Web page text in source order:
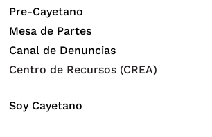
Pre-Cayetano
Mesa de Partes
Canal de Denuncias
Centro de Recursos (CREA)
Soy Cayetano